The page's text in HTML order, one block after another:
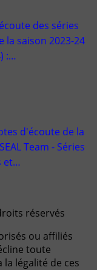
des séries
la saison 2023-24
:…
d'écoute de la
Team - Séries
et…
réservés
ou affiliés
toute
légalité de ces